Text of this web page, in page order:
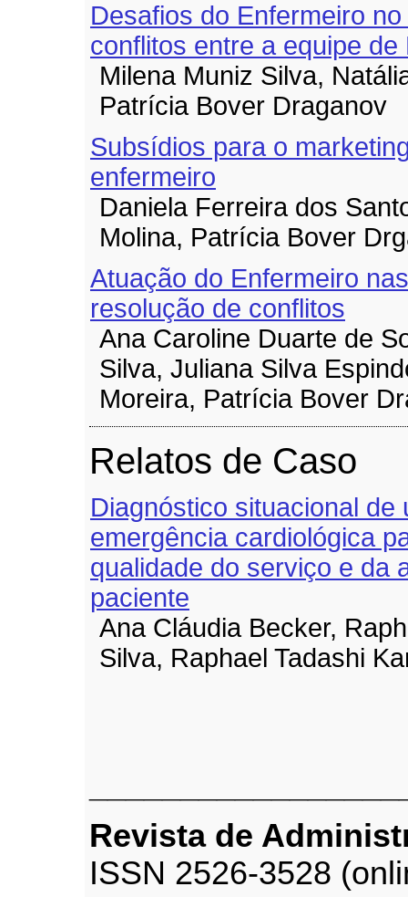
Desafios do Enfermeiro
conflitos entre a equipe de
Milena Muniz Silva,
Patrícia Bover Draganov
Subsídios para o
enfermeiro
Daniela Ferreira dos
Molina, Patrícia Bover
Atuação do Enfermeiro
resolução de conflitos
Ana Caroline Duarte de
Silva, Juliana Silva
Moreira, Patrícia Bover
Relatos de Caso
Diagnóstico situacional de
emergência cardiológica
qualidade do serviço e da
paciente
Ana Cláudia Becker,
Silva, Raphael Tadashi
Revista de
ISSN 2526-3528